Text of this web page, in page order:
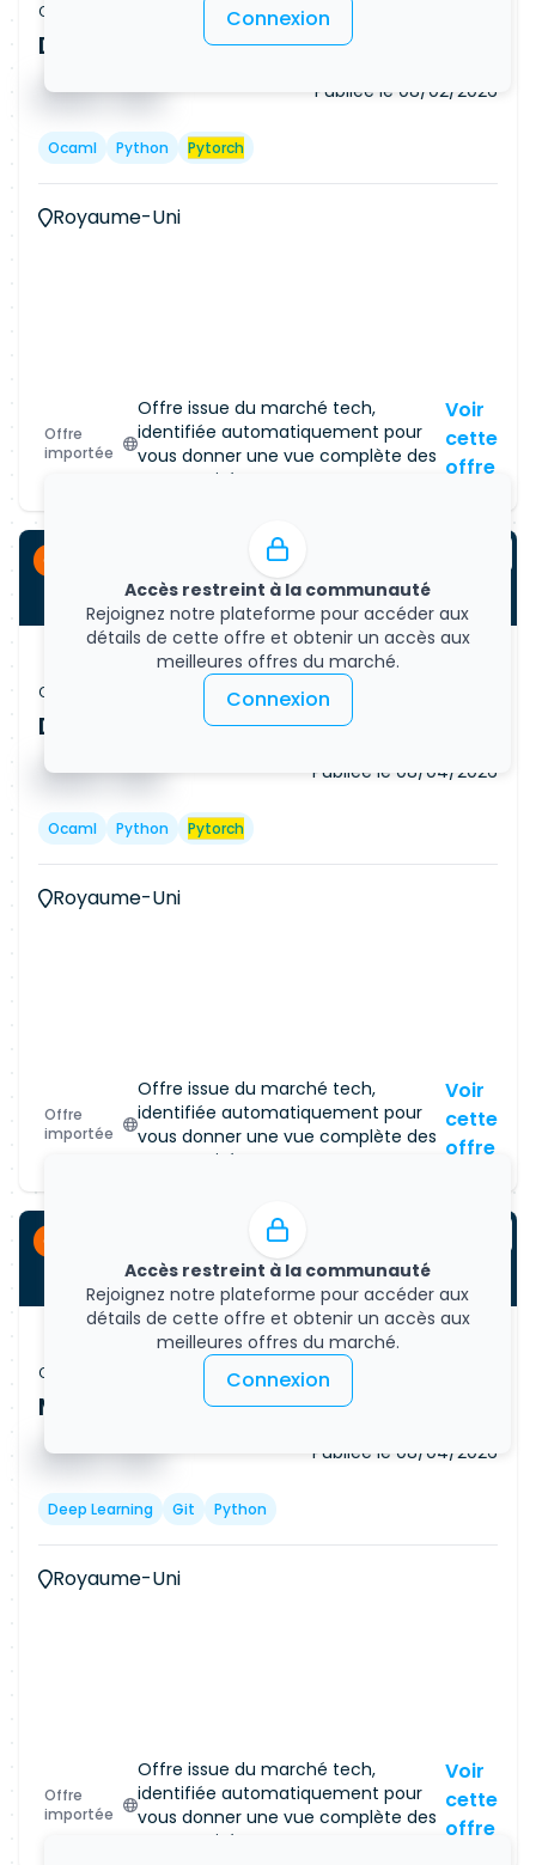
Connexion
Offre d'emploi
Data Scientist - AI/ML (Remote)
█ █ █ █ █ █ █ Publiée le 08/02/2026
Ocaml Python Pytorch
Royaume-Uni
Offre
importée
Offre issue du marché tech,
identifiée automatiquement pour
vous donner une vue complète des
opportunités.
Accès restreint à la communauté
Rejoignez notre plateforme pour accéder aux
détails de cette offre et obtenir un accès aux
meilleures offres du marché.
Connexion
Voir
cette
offre
CDI
Offre d'emploi
Data Scientist - AI/ML (Remote)
█ █ █ █ █ █ █ Publiée le 08/04/2026
Ocaml Python Pytorch
Royaume-Uni
Offre
importée
Offre issue du marché tech,
identifiée automatiquement pour
vous donner une vue complète des
opportunités.
Accès restreint à la communauté
Rejoignez notre plateforme pour accéder aux
détails de cette offre et obtenir un accès aux
meilleures offres du marché.
Connexion
Voir
cette
offre
CDI
Offre d'emploi
Machine Learning Engineer (Remote)
█ █ █ █ █ █ █ Publiée le 08/04/2026
Deep Learning Git Python
Royaume-Uni
Offre
importée
Offre issue du marché tech,
identifiée automatiquement pour
vous donner une vue complète des
opportunités.
Voir
cette
offre